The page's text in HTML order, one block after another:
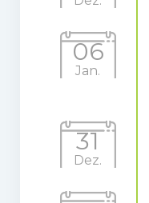
06
Jan.
31
Dez.